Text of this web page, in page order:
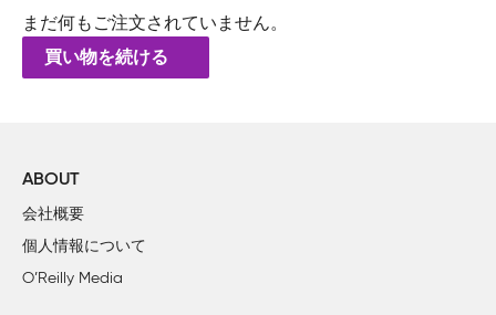
まだ何もご注文されていません。
買い物を続ける
ABOUT
会社概要
個人情報について
O’Reilly Media